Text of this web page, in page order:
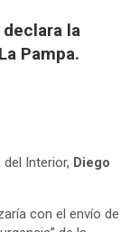
la
Pampa.
Interior, Diego
con el envío de